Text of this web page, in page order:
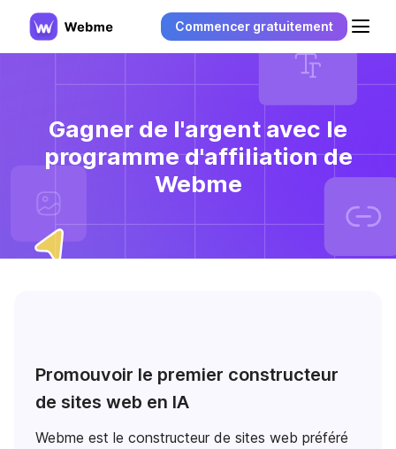
Commencer gratuitement
Gagner de l'argent avec le
programme d'affiliation de
Webme
Promouvoir le premier constructeur
de sites web en IA
Webme est le constructeur de sites web préféré